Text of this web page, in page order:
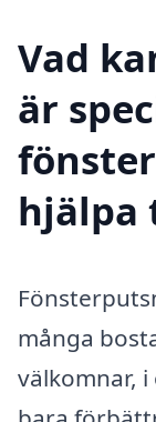
Vad
är
hjälpa
många
välkomnar,